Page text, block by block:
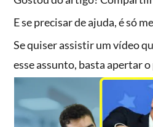
E se precisar de ajuda, é só
Se quiser assistir um vídeo
esse assunto, basta apertar